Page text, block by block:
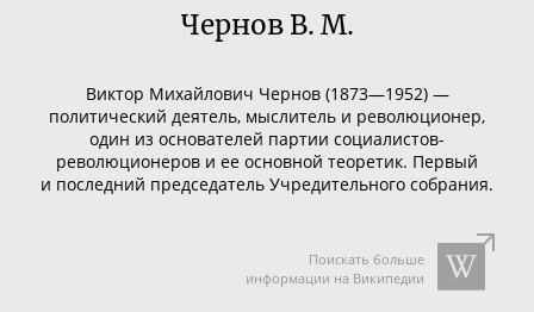
Чернов В. М.
Виктор Михайлович Чернов (1873—1952) —
политический деятель, мыслитель и революционер,
один из основателей партии социалистов-
революционеров и ее основной теоретик. Первый
и последний председатель Учредительного собрания.
Поискать больше
информации на Википедии